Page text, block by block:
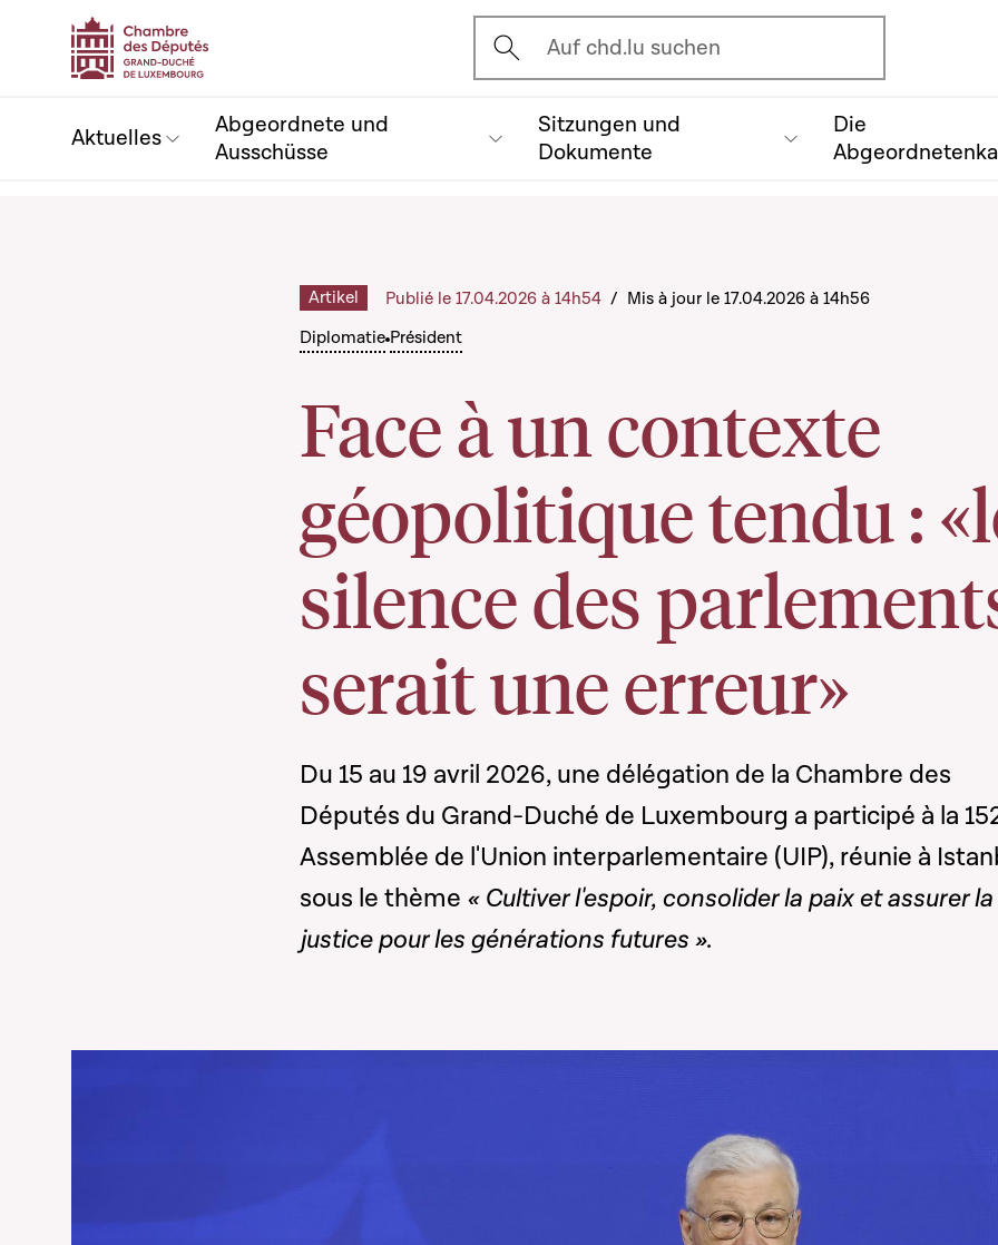
Ouvrir l'écran de recherche
Auf chd.lu suchen
Aktuelles
Abgeordnete und
Ausschüsse
Sitzungen und
Dokumente
Die
Diplomatie Président
Face à un contexte
géopolitique tendu :
silence des
serait une erreur»
Artikel Publié le 17.04.2026 à 14h54 / Mis à jour le 17.04.2026 à 14h56
Du 15 au 19 avril 2026, une délégation de la Chambre des
Députés du Grand-Duché de Luxembourg a participé à la
Assemblée de l'Union interparlementaire (UIP), réunie à
sous le thème « Cultiver l'espoir, consolider la paix et assurer la
justice pour les générations futures ».